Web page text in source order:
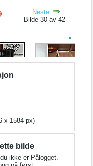
Neste
Bilde 30 av 42
x 1584 px)
bilde
ikke er Pålogget.